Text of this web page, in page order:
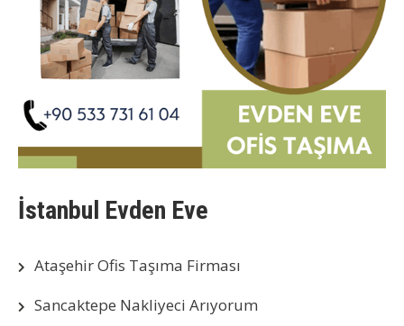
İstanbul Evden Eve
Ataşehir Ofis Taşıma Firması
Sancaktepe Nakliyeci Arıyorum